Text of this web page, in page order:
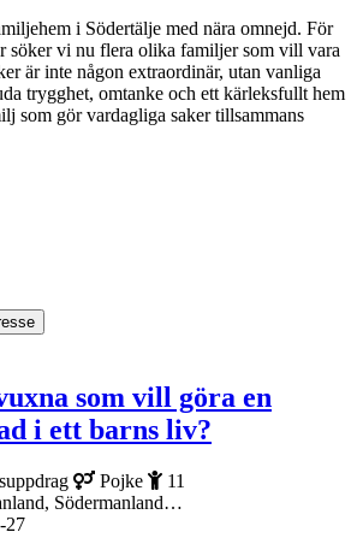
i Södertälje med nära omnejd. För
söker vi nu flera olika familjer som vill vara
är inte någon extraordinär, utan vanliga
trygghet, omtanke och ett kärleksfullt hem
som gör vardagliga saker tillsammans
som vill göra en
i ett barns liv?
Pojke
11
Södermanland…
27